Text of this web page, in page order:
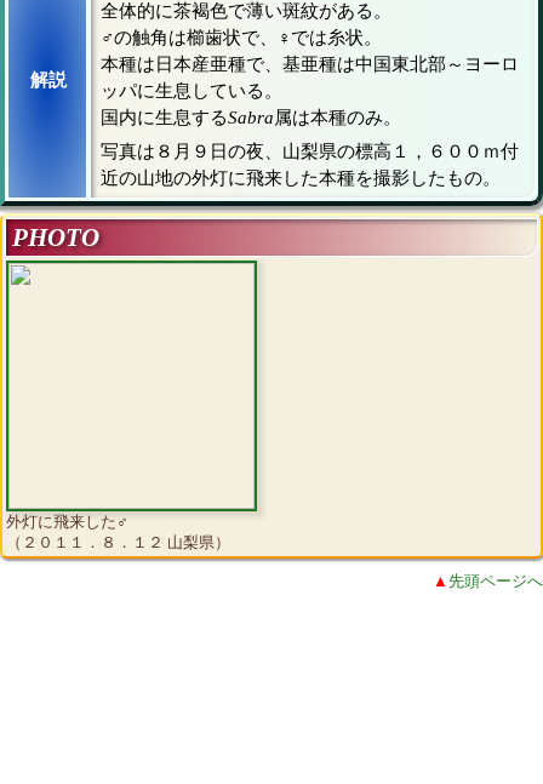
解説
全体的に茶褐色で薄い斑紋がある。
♂の触角は櫛歯状で、♀では糸状。
本種は日本産亜種で、基亜種は中国東北部～ヨーロ
ッパに生息している。
国内に生息するSabra属は本種のみ。
写真は８月９日の夜、山梨県の標高１，６００ｍ付
近の山地の外灯に飛来した本種を撮影したもの。
PHOTO
外灯に飛来した♂
（２０１１．８．１２ 山梨県）
▲ 先頭ページへ